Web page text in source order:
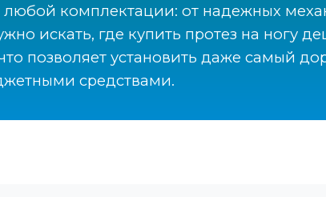
любой комплектации: от надежных
искать, где купить протез на ногу
позволяет установить даже самый
средствами.